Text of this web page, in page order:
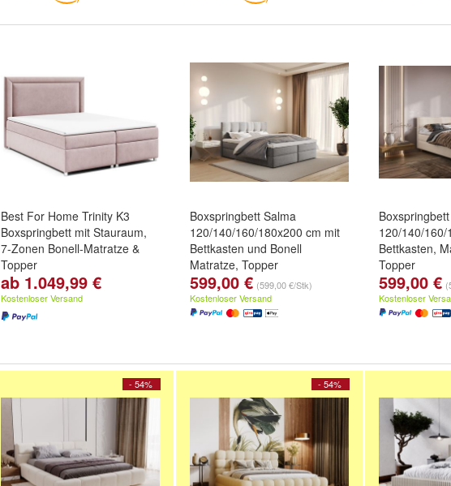
Best For Home Trinity K3
Boxspringbett mit Stauraum,
7-Zonen Bonell-Matratze &
Topper
Farbe: Rosa ,Beige,
weitere ...
ab 1.049,99 €
Kostenloser Versand
Boxspringbett Salma
120/140/160/180x200 cm mit
Bettkasten und Bonell
Matratze, Topper
Größe::120x200 cm,140x200
cm,160x200 cm
...
599,00 € (599,00 €/Stk)
Kostenloser Versand
120/140/
Bettkasten,
Topper
Größe::
cm,160x200
...
599,00 €
Kostenloser
- 54% - 54%